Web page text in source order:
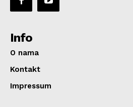
Info
O nama
Kontakt
Impressum